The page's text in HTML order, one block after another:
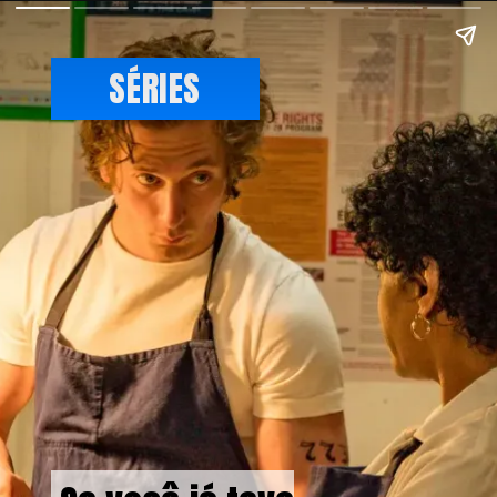
SÉRIES